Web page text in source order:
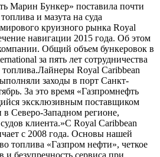
Марин Бункер» поставила почти
и мазута на суда
круизного рынка Royal
навигации 2015 года. Об этом
Общий объем бункеровок в
за пять лет сотрудничества
Royal Caribbean
заходы в порт Санкт-
За это время «Газпромнефть
эксклюзивным поставщиком
Северо-Западном регионе,
клиента.»С Royal Caribbean
с 2008 года. Основы нашей
топлива «Газпром нефти», четкое
и безупречность сервиса при